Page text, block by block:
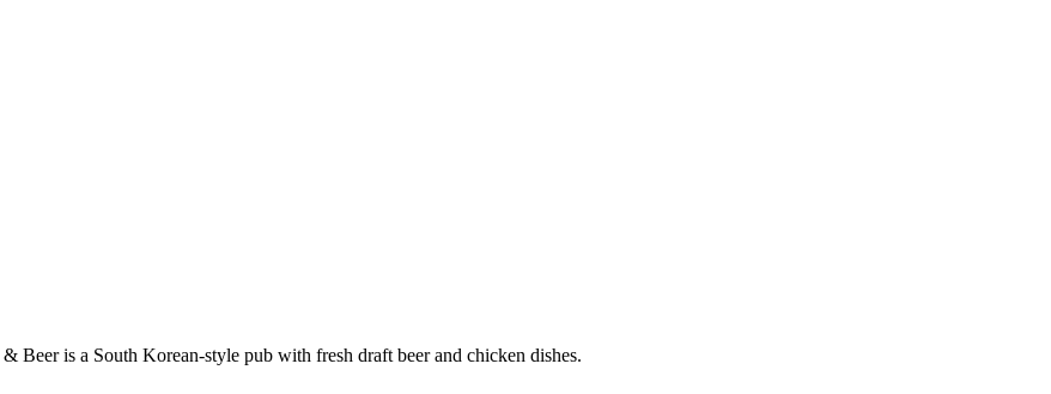
is a South Korean-style pub with fresh draft beer and chicken dishes.